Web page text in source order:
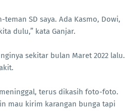
SD saya. Ada Kasmo, Dowi,
dulu,” kata Ganjar.
sekitar bulan Maret 2022 lalu.
terus dikasih foto-foto.
mau kirim karangan bunga tapi